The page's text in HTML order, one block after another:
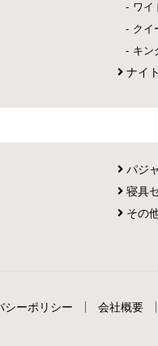
ワイ
クイ
キン
ナイ
パジ
寝具
その
シーポリシー 会社概要